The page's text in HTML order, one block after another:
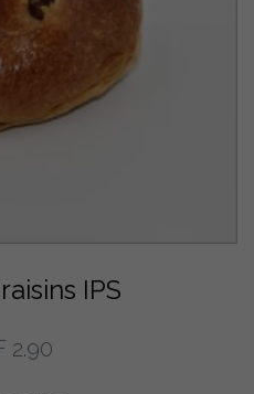
IPS
2.90